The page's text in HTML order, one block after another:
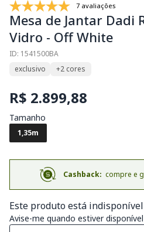
7 avaliações
Mesa de Jantar Dadi
Vidro - Off White
ID: 1541500BA
exclusivo
+2 cores
R$ 2.899,88
Tamanho
1,35m
Cashback: compre e
Este produto está
Avise-me quando estiver disponível